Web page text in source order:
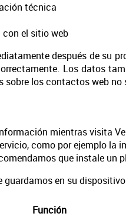
técnica
el sitio web
después de su
Los datos
sobre los contactos web
mientras visita
como por ejemplo
que instale un
guardamos en su
Función